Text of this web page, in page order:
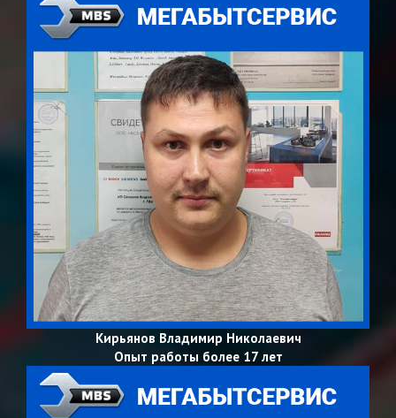
Кирьянов Владимир Николаевич
Опыт работы более 17 лет